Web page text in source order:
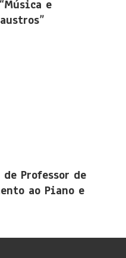
e
Professor de
ao Piano e